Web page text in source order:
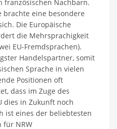
französischen Nachbarn.
brachte eine besondere
Die Europäische
die Mehrsprachigkeit
EU-Fremdsprachen).
Handelspartner, somit
Sprache in vielen
Positionen oft
dass im Zuge des
dies in Zukunft noch
ist eines der beliebtesten
für NRW